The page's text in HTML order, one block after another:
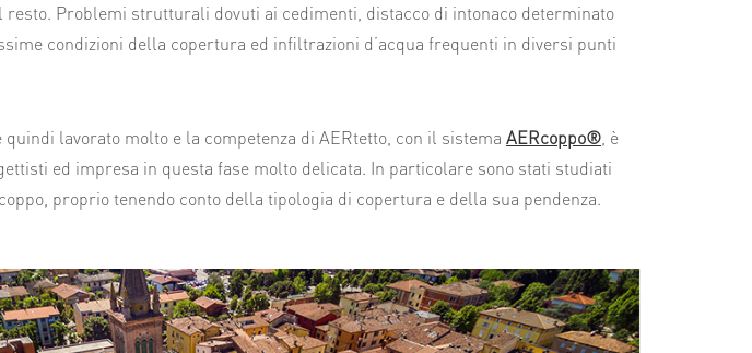
resto. Problemi strutturali dovuti ai cedimenti, distacco di intonaco determinato
condizioni della copertura ed infiltrazioni d’acqua frequenti in diversi punti
lavorato molto e la competenza di AERtetto, con il sistema AERcoppo® , è
ed impresa in questa fase molto delicata. In particolare sono stati studiati
proprio tenendo conto della tipologia di copertura e della sua pendenza.